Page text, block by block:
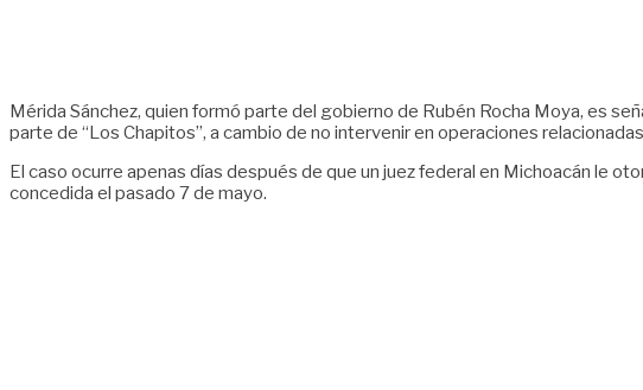
Mérida Sánchez, quien formó parte del gobierno de Rubén Rocha Moya, es
parte de “Los Chapitos”, a cambio de no intervenir en operaciones
El caso ocurre apenas días después de que un juez federal en Michoacán le
concedida el pasado 7 de mayo.